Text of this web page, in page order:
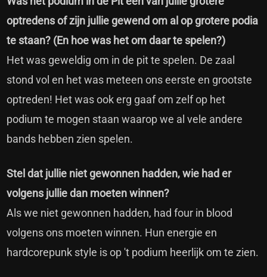
optredens of zijn jullie gewend om al op grotere podia
te staan? (En hoe was het om daar te spelen?)
Het was geweldig om in de pit te spelen. De zaal
stond vol en het was meteen ons eerste en grootste
optreden! Het was ook erg gaaf om zelf op het
podium te mogen staan waarop we al vele andere
bands hebben zien spelen.
Stel dat jullie niet gewonnen hadden, wie had er
volgens jullie dan moeten winnen?
Als we niet gewonnen hadden, had four in blood
volgens ons moeten winnen. Hun energie en
hardcorepunk style is op 't podium heerlijk om te zien.